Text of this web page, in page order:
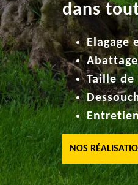
dans
Elagage
Taille de
NOS